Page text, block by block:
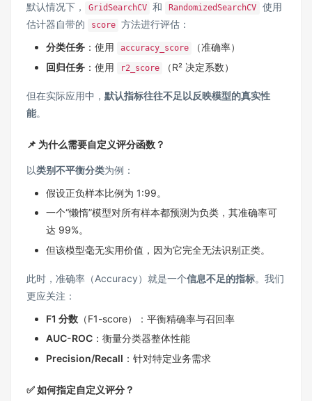
默认情况下， GridSearchCV 和 RandomizedSearchCV
使用
估计器自带的
score 方法进行评估：
分类任务 ：使用 accuracy_score
（准确率）
回归任务 ：使用 r2_score （R² 决定系数）
但在实际应用中， 默认指标往往不足以反映模型的真实性
能。
📌 为什么需要自定义评分函数？
以类别不平衡分类为例：
假设正负样本比例为 1:99。
一个“懒惰”模型对所有样本都预测为负类，其准确率可
达 99%。
但该模型毫无实用价值，因为它完全无法识别正类。
此时，准确率（Accuracy）就是一个信息不足的指标。我们
更应关注：
F1 分数 （F1-score）：平衡精确率与召回率
AUC-ROC ：衡量分类器整体性能
Precision/Recall ：针对特定业务需求
✅ 如何指定自定义评分？